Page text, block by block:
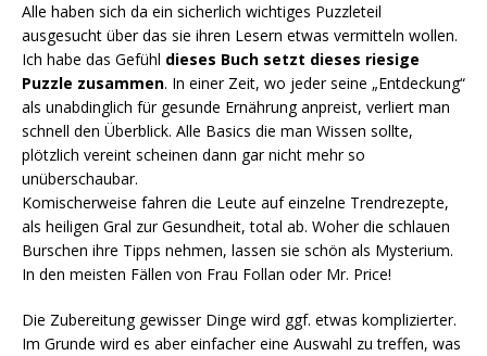
Alle haben sich da ein sicherlich wichtiges Puzzleteil
ausgesucht über das sie ihren Lesern etwas vermitteln wollen.
Ich habe das Gefühl dieses Buch setzt dieses riesige
Puzzle zusammen. In einer Zeit, wo jeder seine „Entdeckung“
als unabdinglich für gesunde Ernährung anpreist, verliert man
schnell den Überblick. Alle Basics die man Wissen sollte,
plötzlich vereint scheinen dann gar nicht mehr so
unüberschaubar.
Komischerweise fahren die Leute auf einzelne Trendrezepte,
als heiligen Gral zur Gesundheit, total ab. Woher die schlauen
Burschen ihre Tipps nehmen, lassen sie schön als Mysterium.
In den meisten Fällen von Frau Follan oder Mr. Price!
Die Zubereitung gewisser Dinge wird ggf. etwas komplizierter.
Im Grunde wird es aber einfacher eine Auswahl zu treffen, was